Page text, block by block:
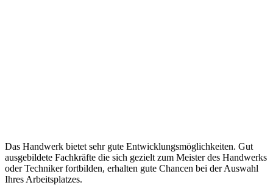
Das Handwerk bietet sehr gute Entwicklungsmöglichkeiten. Gut
ausgebildete Fachkräfte die sich gezielt zum Meister des Handwerks
oder Techniker fortbilden, erhalten gute Chancen bei der Auswahl
Ihres Arbeitsplatzes.